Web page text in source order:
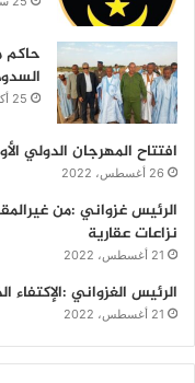
حاكم
25 أكتوبر، 2022
افتتاح المهرجان الدولي الأول
26 أغسطس، 2022
الرئيس غزواني :من
نزاعات عقارية
21 أغسطس، 2022
الرئيس الغزواني
21 أغسطس، 2022